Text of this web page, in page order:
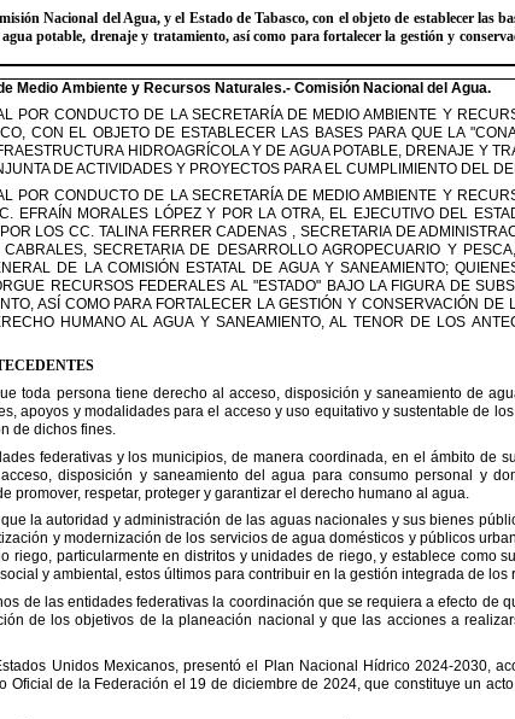
Nacional del Agua, y el Estado de Tabasco, con el objeto de establecer las
potable, drenaje y tratamiento, así como para fortalecer la gestión y
Medio Ambiente y Recursos Naturales.- Comisión Nacional del Agua.
POR CONDUCTO DE LA SECRETARÍA DE MEDIO AMBIENTE Y
CON EL OBJETO DE ESTABLECER LAS BASES PARA QUE LA "
HIDROAGRÍCOLA Y DE AGUA POTABLE, DRENAJE Y
DE ACTIVIDADES Y PROYECTOS PARA EL CUMPLIMIENTO DEL
POR CONDUCTO DE LA SECRETARÍA DE MEDIO AMBIENTE Y
EFRAÍN MORALES LÓPEZ Y POR LA OTRA, EL EJECUTIVO DEL
LOS CC. TALINA FERRER CADENAS , SECRETARIA DE
CABRALES, SECRETARIA DE DESARROLLO AGROPECUARIO Y
DE LA COMISIÓN ESTATAL DE AGUA Y SANEAMIENTO;
RECURSOS FEDERALES AL "ESTADO" BAJO LA FIGURA DE
ASÍ COMO PARA FORTALECER LA GESTIÓN Y CONSERVACIÓN
HUMANO AL AGUA Y SANEAMIENTO, AL TENOR DE LOS
toda persona tiene derecho al acceso, disposición y saneamiento de
apoyos y modalidades para el acceso y uso equitativo y sustentable de
de dichos fines.
federativas y los municipios, de manera coordinada, en el ámbito de
disposición y saneamiento del agua para consumo personal y
promover, respetar, proteger y garantizar el derecho humano al agua.
la autoridad y administración de las aguas nacionales y sus bienes
y modernización de los servicios de agua domésticos y públicos
riego, particularmente en distritos y unidades de riego, y establece como
y ambiental, estos últimos para contribuir en la gestión integrada de los
de las entidades federativas la coordinación que se requiera a efecto de
de los objetivos de la planeación nacional y que las acciones a
Unidos Mexicanos, presentó el Plan Nacional Hídrico 2024-2030,
Oficial de la Federación el 19 de diciembre de 2024, que constituye un